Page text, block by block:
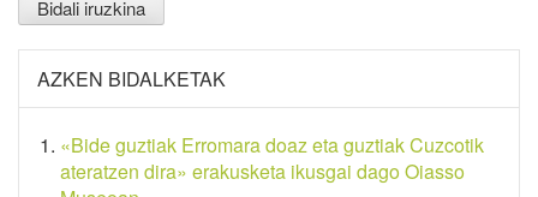
AZKEN BIDALKETAK
«Bide guztiak Erromara doaz eta guztiak Cuzcotik
ateratzen dira» erakusketa ikusgai dago Oiasso